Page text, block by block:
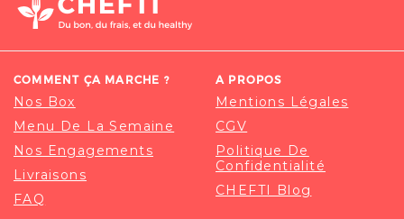
COMMENT ÇA MARCHE ?
Nos Box
Menu De La Semaine
Nos Engagements
Livraisons
FAQ
A PROPOS
Mentions Légales
CGV
Politique De
Confidentialité
CHEFTI Blog